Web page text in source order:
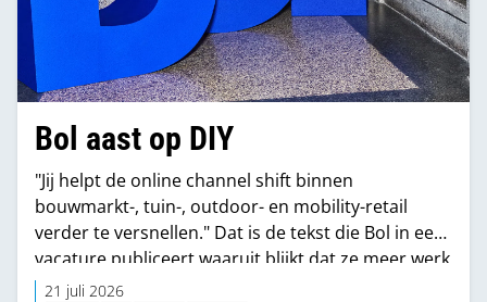
Bol aast op DIY
"Jij helpt de online channel shift binnen
bouwmarkt-, tuin-, outdoor- en mobility-retail
verder te versnellen." Dat is de tekst die Bol in een
vacature publiceert waaruit blijkt dat ze meer werk
willen maken van DHZ.
21 juli 2026